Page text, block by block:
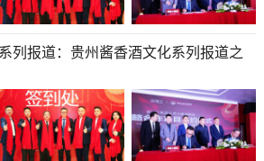
列报道：贵州酱香酒文化系列报道之